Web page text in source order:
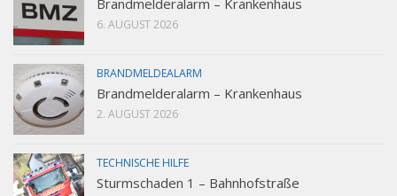
6. AUGUST 2026
BRANDMELDEALARM
Brandmelderalarm – Krankenhaus
2. AUGUST 2026
TECHNISCHE HILFE
Sturmschaden 1 – Bahnhofstraße